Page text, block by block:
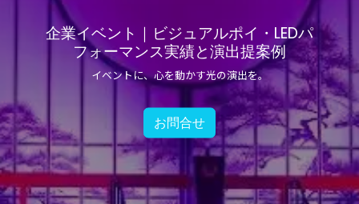
企業イベント｜ビジュアルポイ・LEDパ
フォーマンス実績と演出提案例
イベントに、心を動かす光の演出を。
お問合せ